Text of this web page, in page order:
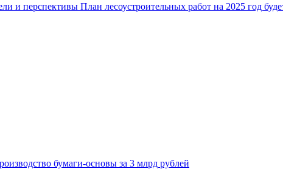
и перспективы План лесоустроительных работ на 2025 год
бумаги-основы за 3 млрд рублей